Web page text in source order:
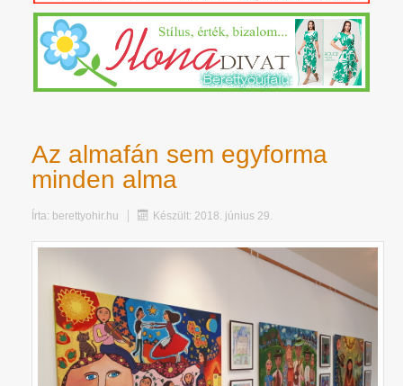
Az almafán sem egyforma
minden alma
Írta: berettyohir.hu Készült: 2018. június 29.